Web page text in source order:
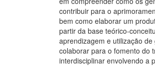
contribuir para o
bem como elaborar um
partir da base teórico-
aprendizagem e utilização
colaborar para o fomento do
interdisciplinar envolvendo a